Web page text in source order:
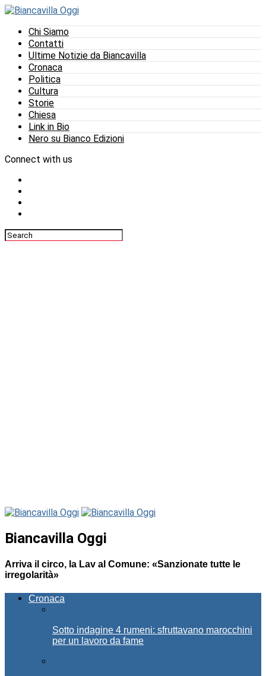
Chi Siamo
Contatti
Ultime Notizie da Biancavilla
Cronaca
Politica
Cultura
Storie
Chiesa
Link in Bio
Nero su Bianco Edizioni
Connect with us
Biancavilla Oggi
Arriva il circo, la Lav al Comune: «Sanzionate tutte le
irregolarità»
Cronaca
Sotto indagine 4 rumeni: sfruttavano marocchini
per un lavoro da fame